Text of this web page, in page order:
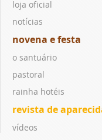
loja oficial
notícias
novena e festa
o santuário
pastoral
rainha hotéis
revista de
vídeos